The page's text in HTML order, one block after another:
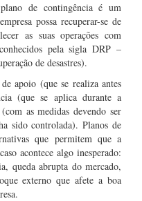
de contingência é um
possa recuperar-se de
as suas operações com
pela sigla DRP –
de desastres).
apoio (que se realiza antes
(que se aplica durante a
as medidas devendo ser
sido controlada). Planos de
que permitem que a
acontece algo inesperado:
queda abrupta do mercado,
externo que afete a boa